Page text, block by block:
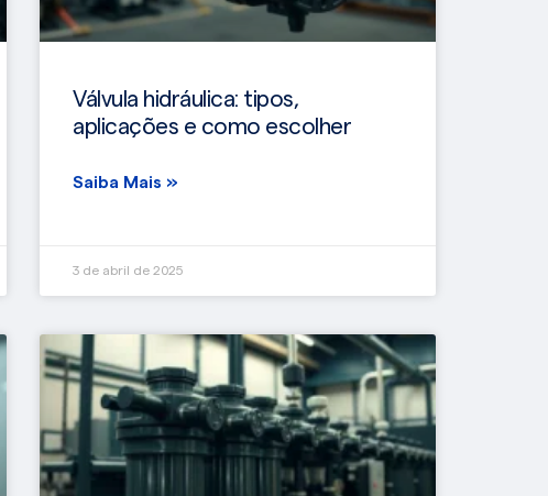
Válvula hidráulica: tipos,
aplicações e como escolher
Saiba Mais »
3 de abril de 2025